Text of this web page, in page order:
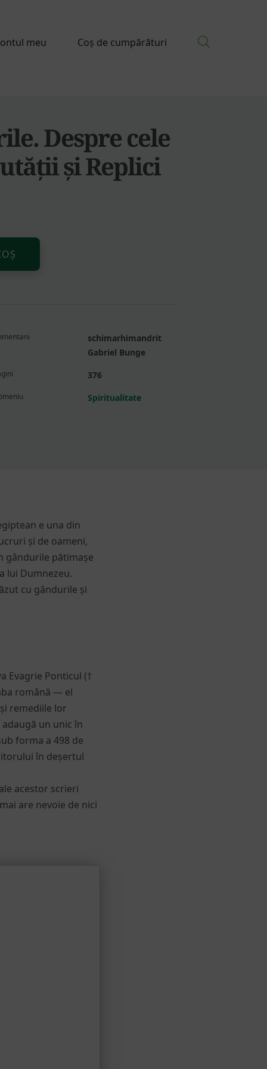
meu Coș de cumpărături
Despre cele
și Replici
Alternative:
schimarhimandrit
Gabriel Bunge
376
Spiritualitate
e una din
și de oameni,
gândurile pătimașe
lui Dumnezeu.
cu gândurile și
Evagrie Ponticul (†
română — el
remediile lor
un unic în
forma a 498 de
în deșertul
acestor scrieri
are nevoie de nici